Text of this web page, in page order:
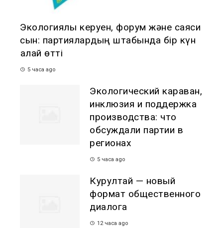
Экологиялық керуен, форум және саяси
сын: партиялардың штабында бір күн
қалай өтті
5 часа ago
Экологический караван,
инклюзия и поддержка
производства: что
обсуждали партии в
регионах
5 часа ago
Курултай — новый
формат общественного
диалога
12 часа ago